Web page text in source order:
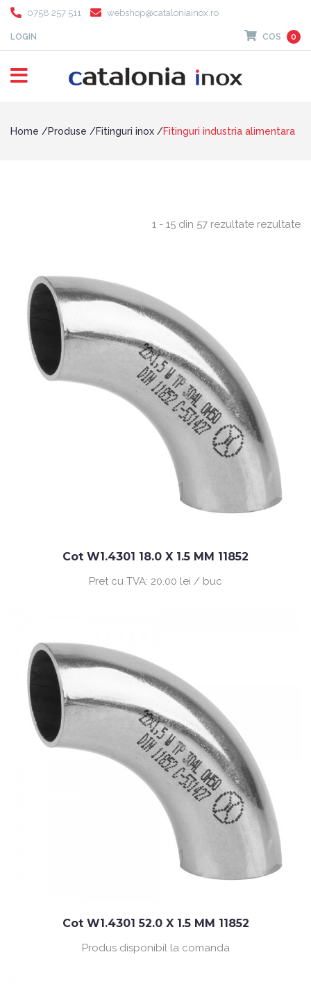
0758 257 511 webshop@cataloniainox.ro
LOGIN COS 0
Home Produse Fitinguri inox Fitinguri industria alimentara
1 - 15 din 57 rezultate rezultate
Cot W1.4301 18.0 X 1.5 MM 11852
Pret cu TVA: 20.00 lei / buc
Cot W1.4301 52.0 X 1.5 MM 11852
Produs disponibil la comanda